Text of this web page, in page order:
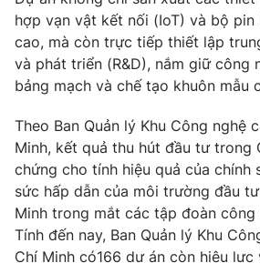
® Cấm sao chép dưới mọi hình thức nếu
thuận bằng văn bản. Ghi rõ nguồn
thông tin từ website này.
hợp vạn vật kết nối (IoT) và bộ pin
cao, mà còn trực tiếp thiết lập
và phát triển (R&D), nắm giữ công
bảng mạch và chế tạo khuôn mẫu
Theo Ban Quản lý Khu Công nghệ
Minh, kết quả thu hút đầu tư trong
chứng cho tính hiệu quả của chính
sức hấp dẫn của môi trường đầu
Minh trong mắt các tập đoàn công
Tính đến nay, Ban Quản lý Khu
Chí Minh có166 dự án còn hiệu